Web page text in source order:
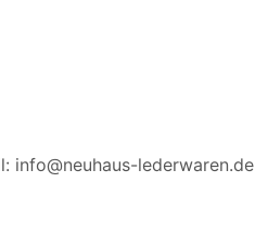
info@neuhaus-lederwaren.de